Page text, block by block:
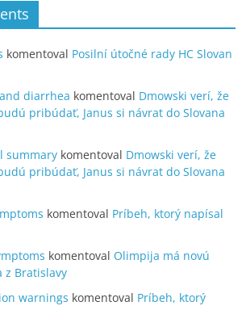
komentoval Posilní útočné rady HC Slovan
diarrhea komentoval Dmowski verí, že
pribúdať, Janus si návrat do Slovana
summary komentoval Dmowski verí, že
pribúdať, Janus si návrat do Slovana
komentoval Príbeh, ktorý napísal
komentoval Olimpija má novú
z Bratislavy
warnings komentoval Príbeh, ktorý